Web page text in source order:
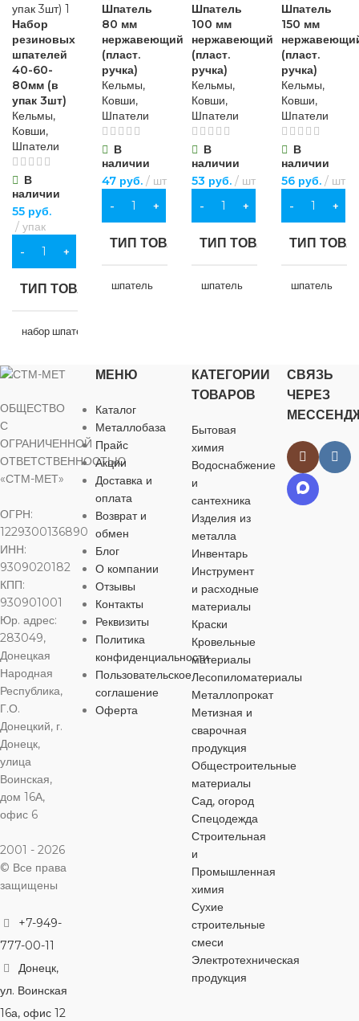
Набор
резиновых
шпателей
40-60-
80мм (в
упак 3шт)
Кельмы,
Ковши,
Шпатели
В
наличии
55 руб.
упак
В КОРЗИНУ
ТИП ТОВАРА
набор шпателей
для строительства
ЦВЕТ белый
МАТЕРИАЛ
резина
ДЛИНА 190 мм
ШИРИНА
40 мм 60 мм 80 мм
ОСОБЕННОСТИ
отверстие для
подвешивания
Шпатель
80 мм
нержавеющий
(пласт.
ручка)
Кельмы,
Ковши,
Шпатели
В
наличии
47 руб. шт
В КОРЗИНУ
ТИП ТОВАРА
шпатель
для строительства
ЦВЕТ
МАТЕРИАЛ
металл
ДЛИНА 218 мм
80 мм
ОСОБЕННОСТИ
Шпатель
100 мм
нержавеющий
(пласт.
ручка)
Кельмы,
Ковши,
Шпатели
В
наличии
53 руб. шт
В КОРЗИНУ
ТИП ТОВАРА
шпатель
для строительства
черный
МАТЕРИАЛ
металл,пластик
ДЛИНА
ШИРИНА
100 мм
ОСОБЕННОСТИ
отверстие для
Шпатель
150 мм
(пласт.
ручка)
Кельмы,
Ковши,
Шпатели
В
наличии
56 руб. шт
В КОРЗИНУ
ТИП
шпатель
для
ЦВЕТ
металл
ОБЩЕСТВО
С
ОГРАНИЧЕННОЙ
ОТВЕТСТВЕННОСТЬЮ
«СТМ-МЕТ»
ОГРН:
1229300136890
ИНН:
9309020182
КПП:
930901001
Юр. адрес:
283049,
Донецкая
Народная
Республика,
Г.О.
Донецкий, г.
Донецк,
улица
Воинская,
дом 16А,
офис 6
2001 - 2026
© Все права
защищены
+7-949-
777-00-11
Донецк,
ул. Воинская
16а, офис 12
МЕНЮ
Каталог
Металлобаза
Прайс
Акции
Доставка и
оплата
Возврат и
обмен
Блог
О компании
Отзывы
Контакты
Реквизиты
Политика
конфиденциальности
Пользовательское
соглашение
Оферта
КАТЕГОРИИ
ТОВАРОВ
Бытовая
химия
Водоснабжение
и
сантехника
Изделия из
металла
Инвентарь
Инструмент
и расходные
материалы
Краски
Кровельные
материалы
Лесопиломатериалы
Металлопрокат
Метизная и
сварочная
продукция
Общестроительные
материалы
Сад, огород
Спецодежда
Строительная
и
Промышленная
химия
Сухие
строительные
смеси
Электротехническая
продукция
СВЯЗЬ
ЧЕРЕЗ